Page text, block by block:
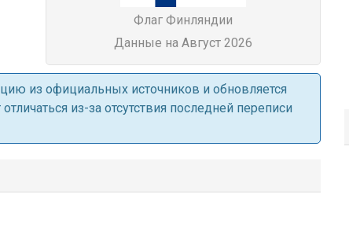
Флаг Финляндии
Данные на Август 2026
из официальных источников и обновляется
из-за отсутствия последней переписи